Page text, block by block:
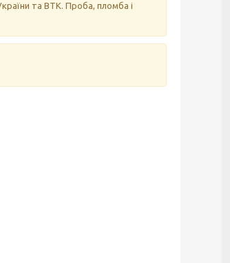
та ВТК. Проба, пломба і